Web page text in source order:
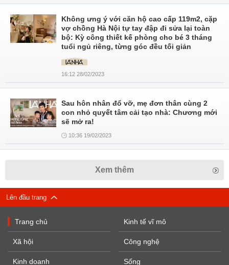
Không ưng ý với căn hộ cao cấp 119m2, cặp
vợ chồng Hà Nội tự tay đập đi sửa lại toàn
bộ: Kỳ công thiết kế phòng cho bé 3 tháng
tuổi ngủ riêng, từng góc đều tối giản
16:12 28/02/2023
Sau hôn nhân đổ vỡ, mẹ đơn thân cùng 2
con nhỏ quyết tâm cải tạo nhà: Chương mới
sẽ mở ra!
10:36 19/02/2023
Xem thêm
Lên đầu trang
Trang chủ
Xã hội
Kinh doanh
Kinh tế vĩ mô
Công nghệ
Sống